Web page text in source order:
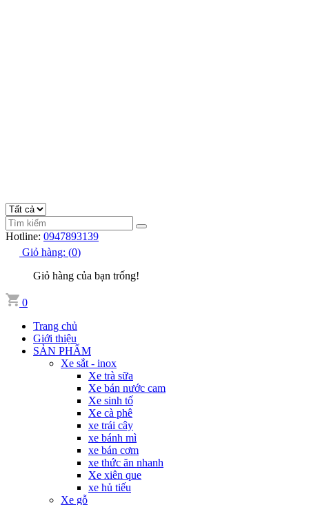
Hotline: 0947893139
Giỏ hàng: (0)
Giỏ hàng của bạn trống!
0
Trang chủ
Giới thiệu
SẢN PHẨM
Xe sắt - inox
Xe trà sữa
Xe bán nước cam
Xe sinh tố
Xe cà phê
xe trái cây
xe bánh mì
xe bán cơm
xe thức ăn nhanh
Xe xiên que
xe hủ tiếu
Xe gỗ